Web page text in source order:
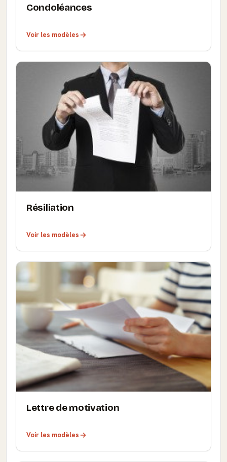
Condoléances
Voir les modèles
Résiliation
Voir les modèles
Lettre de motivation
Voir les modèles